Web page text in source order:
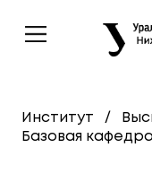
Институт /
Базовая